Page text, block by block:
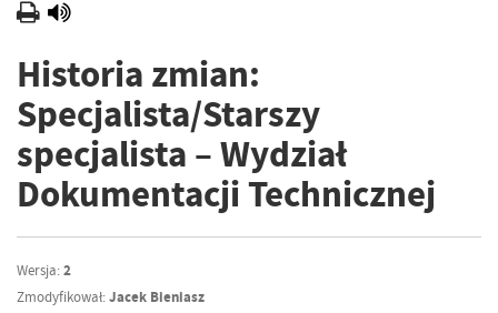
Historia zmian:
Specjalista/Starszy
specjalista – Wydział
Dokumentacji Technicznej
Wersja:2
Zmodyfikował:Jacek Bieniasz